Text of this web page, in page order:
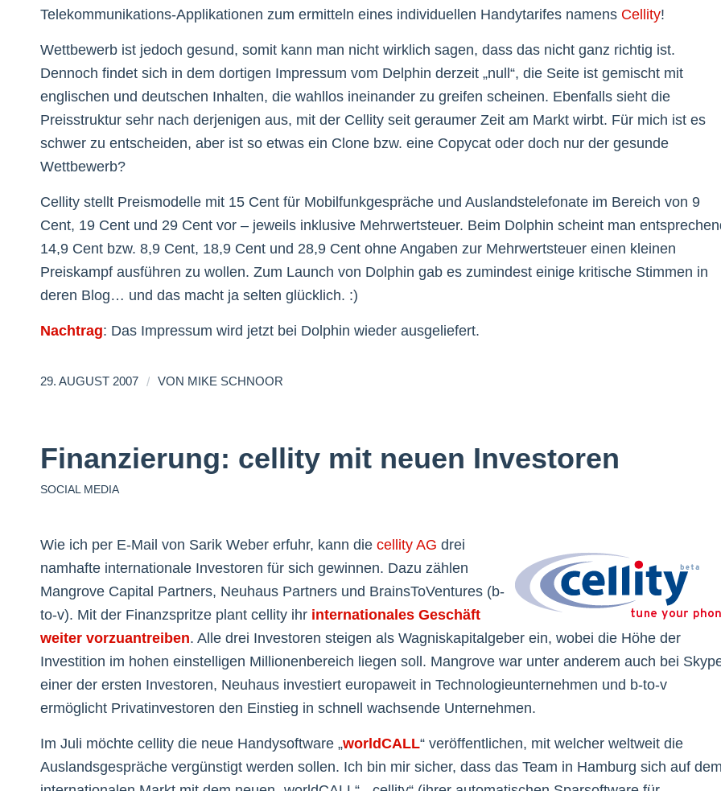
Telekommunikations-Applikationen zum ermitteln eines individuellen Handytarifes namens Cellity!
Wettbewerb ist jedoch gesund, somit kann man nicht wirklich sagen, dass das nicht ganz richtig ist.
Dennoch findet sich in dem dortigen Impressum vom Delphin derzeit „null“, die Seite ist gemischt mit
englischen und deutschen Inhalten, die wahllos ineinander zu greifen scheinen. Ebenfalls sieht die
Preisstruktur sehr nach derjenigen aus, mit der Cellity seit geraumer Zeit am Markt wirbt. Für mich ist es
schwer zu entscheiden, aber ist so etwas ein Clone bzw. eine Copycat oder doch nur der gesunde
Wettbewerb?
Cellity stellt Preismodelle mit 15 Cent für Mobilfunkgespräche und Auslandstelefonate im Bereich von 9
Cent, 19 Cent und 29 Cent vor – jeweils inklusive Mehrwertsteuer. Beim Dolphin scheint man
14,9 Cent bzw. 8,9 Cent, 18,9 Cent und 28,9 Cent ohne Angaben zur Mehrwertsteuer einen kleinen
Preiskampf ausführen zu wollen. Zum Launch von Dolphin gab es zumindest einige kritische Stimmen in
deren Blog… und das macht ja selten glücklich. :)
Nachtrag: Das Impressum wird jetzt bei Dolphin wieder ausgeliefert.
29. AUGUST 2007 / VON MIKE SCHNOOR
Finanzierung: cellity mit neuen Investoren
SOCIAL MEDIA
Wie ich per E-Mail von Sarik Weber erfuhr, kann die cellity AG drei
namhafte internationale Investoren für sich gewinnen. Dazu zählen
Mangrove Capital Partners, Neuhaus Partners und BrainsToVentures (b-
to-v). Mit der Finanzspritze plant cellity ihr internationales Geschäft
weiter vorzuantreiben. Alle drei Investoren steigen als Wagniskapitalgeber ein, wobei die Höhe der
Investition im hohen einstelligen Millionenbereich liegen soll. Mangrove war unter anderem auch bei
einer der ersten Investoren, Neuhaus investiert europaweit in Technologieunternehmen und b-to-v
ermöglicht Privatinvestoren den Einstieg in schnell wachsende Unternehmen.
Im Juli möchte cellity die neue Handysoftware „worldCALL“ veröffentlichen, mit welcher weltweit die
Auslandsgespräche vergünstigt werden sollen. Ich bin mir sicher, dass das Team in Hamburg sich auf